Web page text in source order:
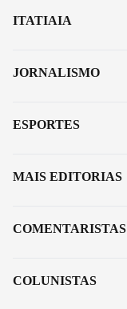
ITATIAIA
JORNALISMO
ESPORTES
MAIS EDITORIAS
COMENTARISTAS
COLUNISTAS